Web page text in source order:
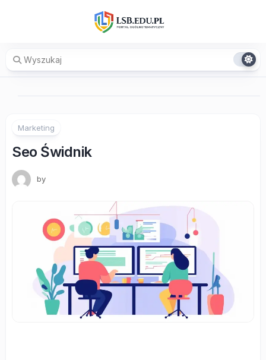
Marketing
Seo Świdnik
by